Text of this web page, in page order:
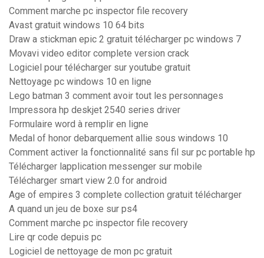
Comment marche pc inspector file recovery
Avast gratuit windows 10 64 bits
Draw a stickman epic 2 gratuit télécharger pc windows 7
Movavi video editor complete version crack
Logiciel pour télécharger sur youtube gratuit
Nettoyage pc windows 10 en ligne
Lego batman 3 comment avoir tout les personnages
Impressora hp deskjet 2540 series driver
Formulaire word à remplir en ligne
Medal of honor debarquement allie sous windows 10
Comment activer la fonctionnalité sans fil sur pc portable hp
Télécharger lapplication messenger sur mobile
Télécharger smart view 2.0 for android
Age of empires 3 complete collection gratuit télécharger
A quand un jeu de boxe sur ps4
Comment marche pc inspector file recovery
Lire qr code depuis pc
Logiciel de nettoyage de mon pc gratuit